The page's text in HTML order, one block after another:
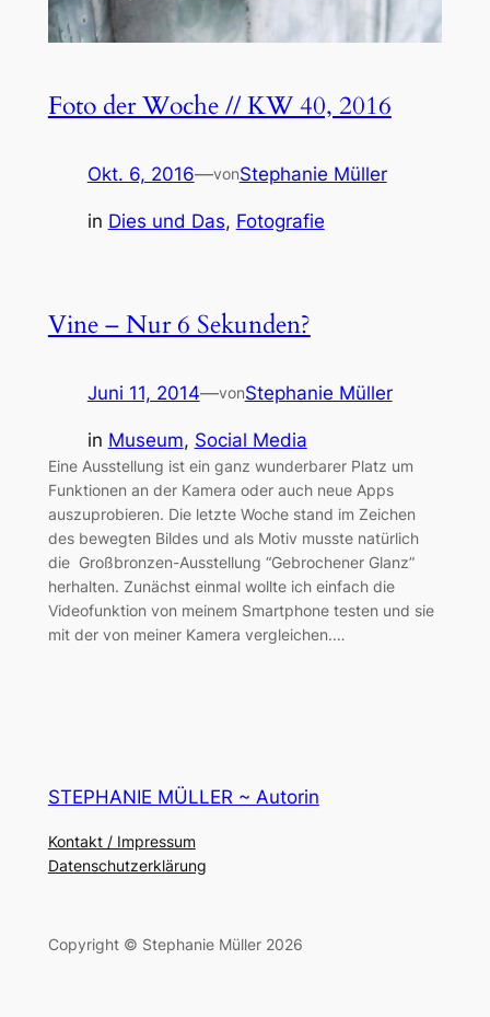
Foto der Woche // KW 40, 2016
Okt. 6, 2016—vonStephanie Müller
in Dies und Das, Fotografie
Vine – Nur 6 Sekunden?
Juni 11, 2014—vonStephanie Müller
in Museum, Social Media
Eine Ausstellung ist ein ganz wunderbarer Platz um
Funktionen an der Kamera oder auch neue Apps
auszuprobieren. Die letzte Woche stand im Zeichen
des bewegten Bildes und als Motiv musste natürlich
die Großbronzen-Ausstellung “Gebrochener Glanz”
herhalten. Zunächst einmal wollte ich einfach die
Videofunktion von meinem Smartphone testen und sie
mit der von meiner Kamera vergleichen.…
STEPHANIE MÜLLER ~ Autorin
Kontakt / Impressum
Datenschutzerklärung
Copyright © Stephanie Müller 2026